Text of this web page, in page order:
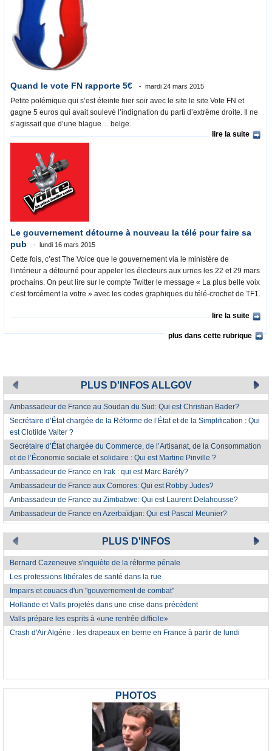
Quand le vote FN rapporte 5€ mardi 24 mars 2015
Petite polémique qui s’est éteinte hier soir avec le site le site Vote FN et
gagne 5 euros qui avait soulevé l’indignation du parti d’extrême droite. Il ne
s’agissait que d’une blague… belge.
lire la suite
Le gouvernement détourne à nouveau la télé pour faire sa
pub
lundi 16 mars 2015
Cette fois, c’est The Voice que le gouvernement via le ministère de
l’intérieur a détourné pour appeler les électeurs aux urnes les 22 et 29 mars
prochains. On peut lire sur le compte Twitter le message « La plus belle voix
c’est forcément la votre » avec les codes graphiques du télé-crochet de TF1.
lire la suite
plus dans cette rubrique
PLUS D'INFOS ALLGOV
Ambassadeur de France au Soudan du Sud: Qui est Christian Bader?
Secrétaire d’État chargée de la Réforme de l’État et de la Simplification : Qui
est Clotilde Valter ?
Secrétaire d’État chargée du Commerce, de l’Artisanat, de la Consommation
et de l’Économie sociale et solidaire : Qui est Martine Pinville ?
Ambassadeur de France en Irak : qui est Marc Baréty?
Ambassadeur de France aux Comores: Qui est Robby Judes?
Ambassadeur de France au Zimbabwe: Qui est Laurent Delahousse?
Ambassadeur de France en Azerbaïdjan: Qui est Pascal Meunier?
PLUS D'INFOS
Bernard Cazeneuve s'inquiète de la réforme pénale
Les professions libérales de santé dans la rue
Impairs et couacs d'un "gouvernement de combat"
Hollande et Valls projetés dans une crise dans précédent
Valls prépare les esprits à «une rentrée difficile»
Crash d'Air Algérie : les drapeaux en berne en France à partir de lundi
PHOTOS